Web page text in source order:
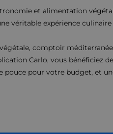
et alimentation
véritable expérience
comptoir
Carlo, vous bénéficiez de
pouce pour votre budget, et